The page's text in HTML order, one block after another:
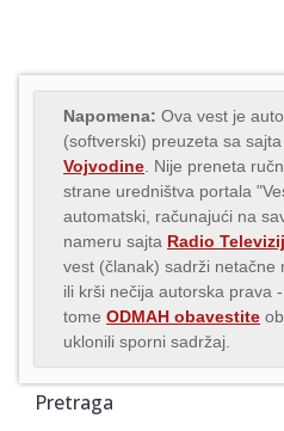
Napomena: Ova vest je
(softverski) preuzeta sa sajta
Vojvodine . Nije preneta
strane uredništva portala
automatski, računajući na
nameru sajta Radio
vest (članak) sadrži netačne
ili krši nečija autorska prava
tome ODMAH obavestite
uklonili sporni sadržaj.
Pretraga